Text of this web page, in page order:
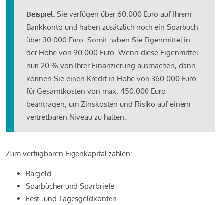
Beispiel: Sie verfügen über 60.000 Euro auf Ihrem
Bankkonto und haben zusätzlich noch ein Sparbuch
über 30.000 Euro. Somit haben Sie Eigenmittel in
der Höhe von 90.000 Euro. Wenn diese Eigenmittel
nun 20 % von Ihrer Finanzierung ausmachen, dann
können Sie einen Kredit in Höhe von 360.000 Euro
für Gesamtkosten von max. 450.000 Euro
beantragen, um Zinskosten und Risiko auf einem
vertretbaren Niveau zu halten.
Zum verfügbaren Eigenkapital zählen:
Bargeld
Sparbücher und Sparbriefe
Fest- und Tagesgeldkonten